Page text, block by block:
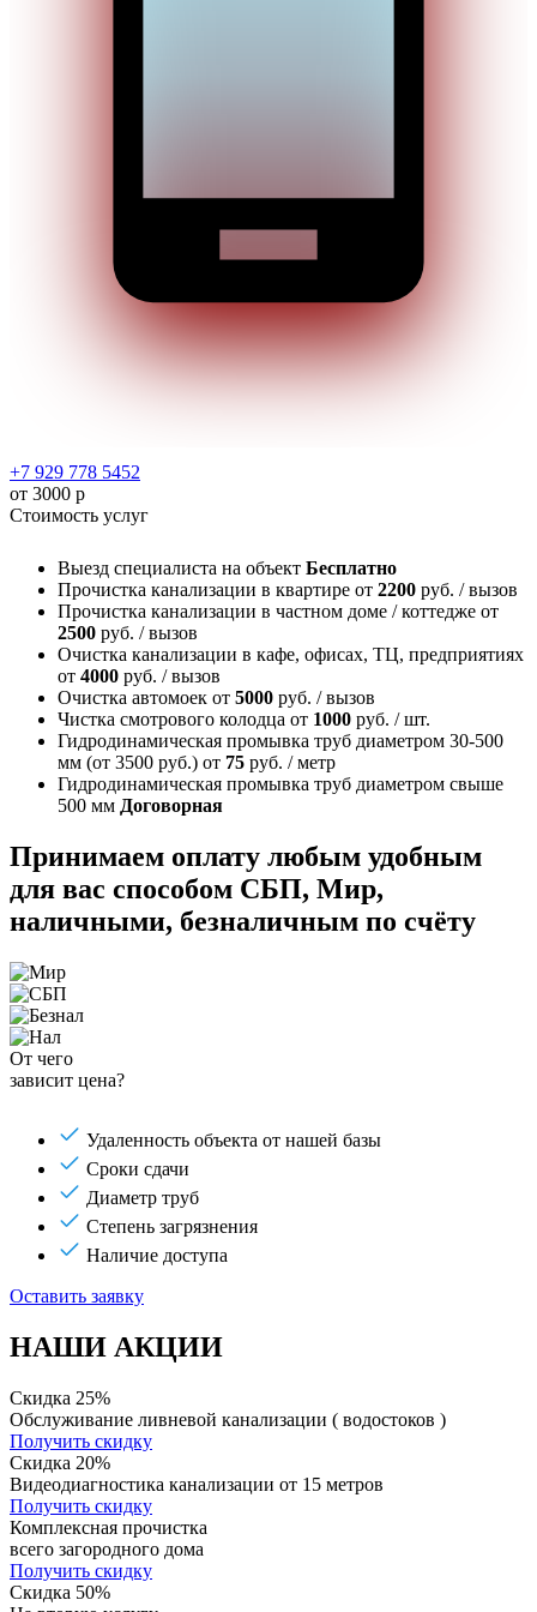
+7 929 778 5452
от 3000 р
Стоимость услуг
Выезд специалиста на объект Бесплатно
Прочистка канализации в квартире от 2200 руб. / вызов
Прочистка канализации в частном доме / коттедже от
2500 руб. / вызов
Очистка канализации в кафе, офисах, ТЦ, предприятиях
от 4000 руб. / вызов
Очистка автомоек от 5000 руб. / вызов
Чистка смотрового колодца от 1000 руб. / шт.
Гидродинамическая промывка труб диаметром 30-500
мм (от 3500 руб.) от 75 руб. / метр
Гидродинамическая промывка труб диаметром свыше
500 мм Договорная
Принимаем оплату любым удобным
для вас способом СБП, Мир,
наличными, безналичным по счёту
От чего
зависит цена?
Удаленность объекта от нашей базы
Сроки сдачи
Диаметр труб
Степень загрязнения
Наличие доступа
Оставить заявку
НАШИ АКЦИИ
Скидка 25%
Обслуживание ливневой канализации ( водостоков )
Получить скидку
Скидка 20%
Видеодиагностика канализации от 15 метров
Получить скидку
Комплексная прочистка
всего загородного дома
Получить скидку
Скидка 50%